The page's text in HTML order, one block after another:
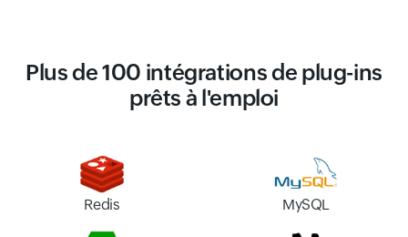
Plus de 100 intégrations de plug-ins
prêts à l'emploi
Redis MySQL